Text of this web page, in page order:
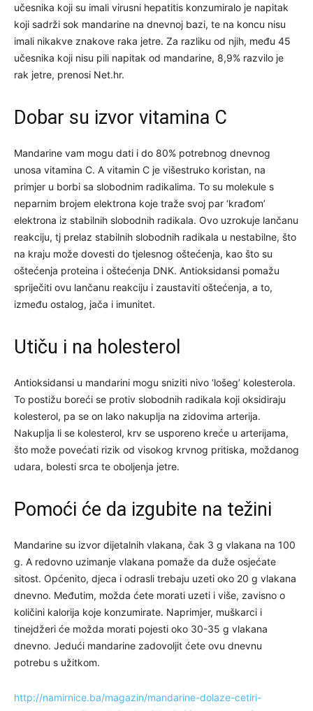
učesnika koji su imali virusni hepatitis konzumiralo je napitak
koji sadrži sok mandarine na dnevnoj bazi, te na koncu nisu
imali nikakve znakove raka jetre. Za razliku od njih, među 45
učesnika koji nisu pili napitak od mandarine, 8,9% razvilo je
rak jetre, prenosi Net.hr.
Dobar su izvor vitamina C
Mandarine vam mogu dati i do 80% potrebnog dnevnog
unosa vitamina C. A vitamin C je višestruko koristan, na
primjer u borbi sa slobodnim radikalima. To su molekule s
neparnim brojem elektrona koje traže svoj par ‘krađom’
elektrona iz stabilnih slobodnih radikala. Ovo uzrokuje lančanu
reakciju, tj prelaz stabilnih slobodnih radikala u nestabilne, što
na kraju može dovesti do tjelesnog oštećenja, kao što su
oštećenja proteina i oštećenja DNK. Antioksidansi pomažu
spriječiti ovu lančanu reakciju i zaustaviti oštećenja, a to,
između ostalog, jača i imunitet.
Utiču i na holesterol
Antioksidansi u mandarini mogu sniziti nivo ‘lošeg’ kolesterola.
To postižu boreći se protiv slobodnih radikala koji oksidiraju
kolesterol, pa se on lako nakuplja na zidovima arterija.
Nakuplja li se kolesterol, krv se usporeno kreće u arterijama,
što može povećati rizik od visokog krvnog pritiska, moždanog
udara, bolesti srca te oboljenja jetre.
Pomoći će da izgubite na težini
Mandarine su izvor dijetalnih vlakana, čak 3 g vlakana na 100
g. A redovno uzimanje vlakana pomaže da duže osjećate
sitost. Općenito, djeca i odrasli trebaju uzeti oko 20 g vlakana
dnevno. Međutim, možda ćete morati uzeti i više, zavisno o
količini kalorija koje konzumirate. Naprimjer, muškarci i
tinejdžeri će možda morati pojesti oko 30-35 g vlakana
dnevno. Jedući mandarine zadovoljit ćete ovu dnevnu
potrebu s užitkom.
http://namirnice.ba/magazin/mandarine-dolaze-cetiri-